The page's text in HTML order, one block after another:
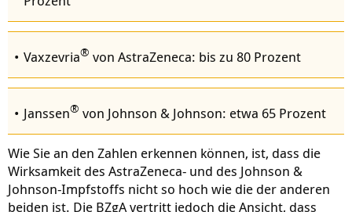
Vaxzevria® von AstraZeneca: bis zu 80 Prozent
Janssen® von Johnson & Johnson: etwa 65 Prozent
Wie Sie an den Zahlen erkennen können, ist, dass die
Wirksamkeit des AstraZeneca- und des Johnson &
Johnson-Impfstoffs nicht so hoch wie die der anderen
beiden ist. Die BZgA vertritt jedoch die Ansicht, dass